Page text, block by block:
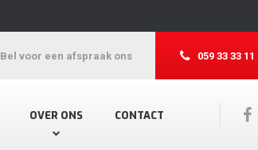
OVER ONS CONTACT
Bel voor een afspraak ons 059 33 33 11